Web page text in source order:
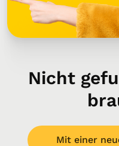
Nicht
Mit einer